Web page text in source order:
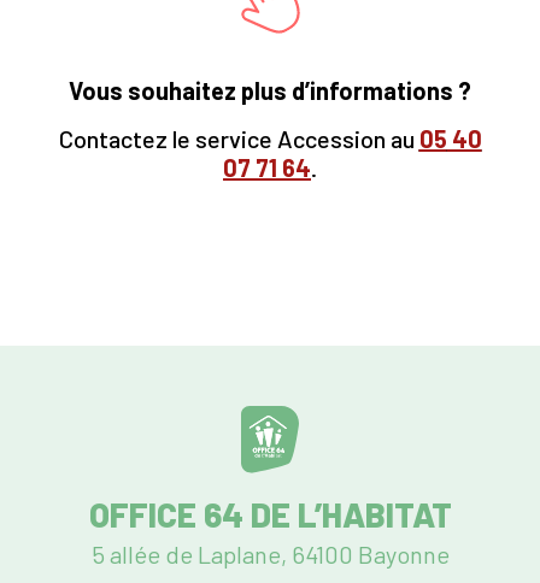
Vous souhaitez plus d’informations ?
Contactez le service Accession au 05 40
07 71 64.
OFFICE 64 DE L’HABITAT
5 allée de Laplane, 64100 Bayonne